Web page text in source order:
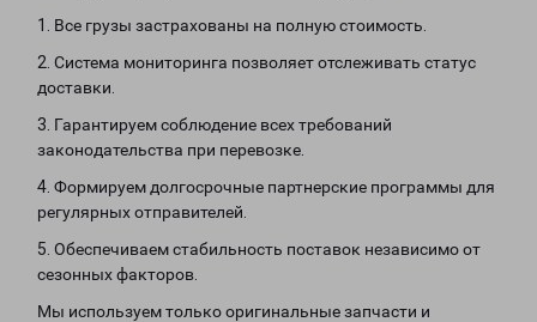
1. Все грузы застрахованы на полную стоимость.
2. Система мониторинга позволяет отслеживать статус
доставки.
3. Гарантируем соблюдение всех требований
законодательства при перевозке.
4. Формируем долгосрочные партнерские программы для
регулярных отправителей.
5. Обеспечиваем стабильность поставок независимо от
сезонных факторов.
Мы используем только оригинальные запчасти и